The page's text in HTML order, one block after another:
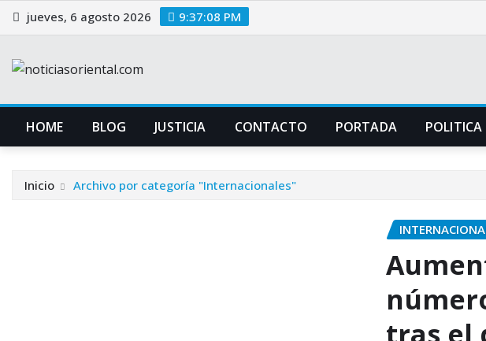
Saltar
al
jueves, 6 agosto 2026 9:37:09 PM
HOME BLOG JUSTICIA CONTACTO PORTADA POLITICA
Inicio Archivo por categoría "Internacionales"
tras el